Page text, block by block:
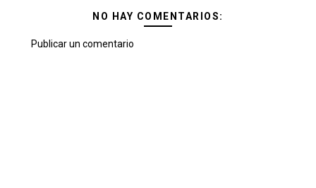
NO HAY COMENTARIOS:
Publicar un comentario